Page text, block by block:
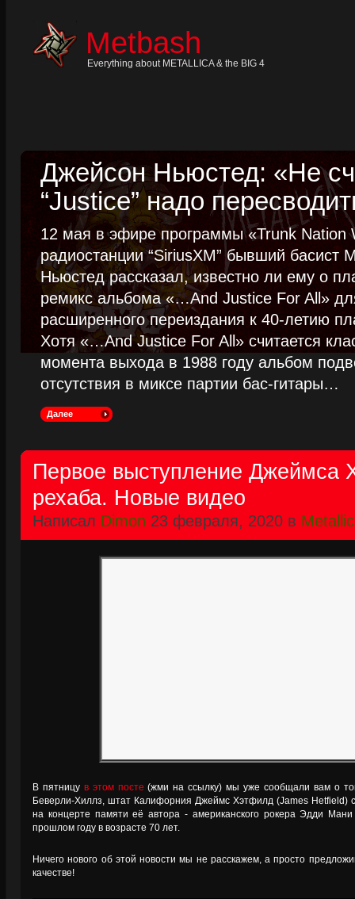
Metbash
Everything about METALLICA & the BIG 4
Джейсон Ньюстед: «Не
“Justice” надо
12 мая в эфире программы «Trunk Nation
радиостанции “SiriusXM” бывший басист
Ньюстед рассказал, известно ли ему о
ремикс альбома «…And Justice For All»
расширенного переиздания к 40-летию
Хотя «…And Justice For All» считается
момента выхода в 1988 году альбом
отсутствия в миксе партии бас-гитары…
Далее
Первое выступление Джеймса
рехаба. Новые видео
Написал Dimon 23 февраля, 2020 в
В пятницу в этом посте (жми на ссылку) мы уже сообщали вам о
Беверли-Хиллз, штат Калифорния Джеймс Хэтфилд (James Hetfield)
на концерте памяти её автора - американского рокера Эдди
прошлом году в возрасте 70 лет.
Ничего нового об этой новости мы не расскажем, а просто
качестве!